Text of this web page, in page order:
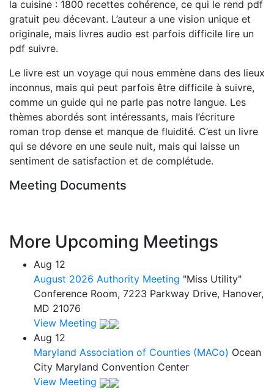
la cuisine : 1800 recettes cohérence, ce qui le rend pdf
gratuit peu décevant. L’auteur a une vision unique et
originale, mais livres audio est parfois difficile lire un
pdf suivre.
Le livre est un voyage qui nous emmène dans des lieux
inconnus, mais qui peut parfois être difficile à suivre,
comme un guide qui ne parle pas notre langue. Les
thèmes abordés sont intéressants, mais l’écriture
roman trop dense et manque de fluidité. C’est un livre
qui se dévore en une seule nuit, mais qui laisse un
sentiment de satisfaction et de complétude.
Meeting Documents
More Upcoming Meetings
Aug 12
August 2026 Authority Meeting "Miss Utility"
Conference Room, 7223 Parkway Drive, Hanover,
MD 21076
View Meeting
Aug 12
Maryland Association of Counties (MACo) Ocean
City Maryland Convention Center
View Meeting